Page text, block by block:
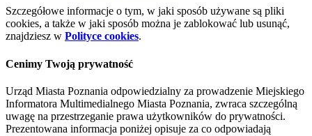
Szczegółowe informacje o tym, w jaki sposób używane są pliki
cookies, a także w jaki sposób można je zablokować lub usunąć,
znajdziesz w Polityce cookies.
Cenimy Twoją prywatność
Urząd Miasta Poznania odpowiedzialny za prowadzenie Miejskiego
Informatora Multimedialnego Miasta Poznania, zwraca szczególną
uwagę na przestrzeganie prawa użytkowników do prywatności.
Prezentowana informacja poniżej opisuje za co odpowiadają